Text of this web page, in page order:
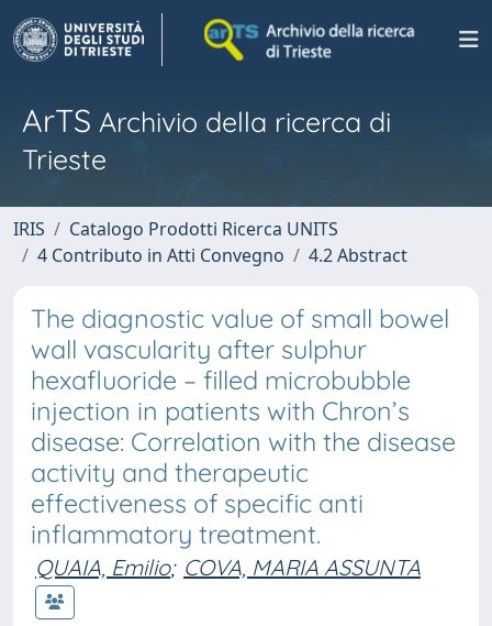
ArTS Archivio della ricerca di
Trieste
IRIS
Catalogo Prodotti Ricerca UNITS
4 Contributo in Atti Convegno
4.2 Abstract
The diagnostic value of small bowel
wall vascularity after sulphur
hexafluoride – filled microbubble
injection in patients with Chron’s
disease: Correlation with the disease
activity and therapeutic
effectiveness of specific anti
inflammatory treatment.
QUAIA, Emilio; COVA, MARIA ASSUNTA